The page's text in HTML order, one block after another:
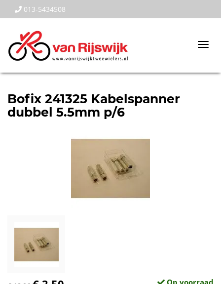
013-5434508
Bofix 241325 Kabelspanner
dubbel 5.5mm p/6
Op voorraad